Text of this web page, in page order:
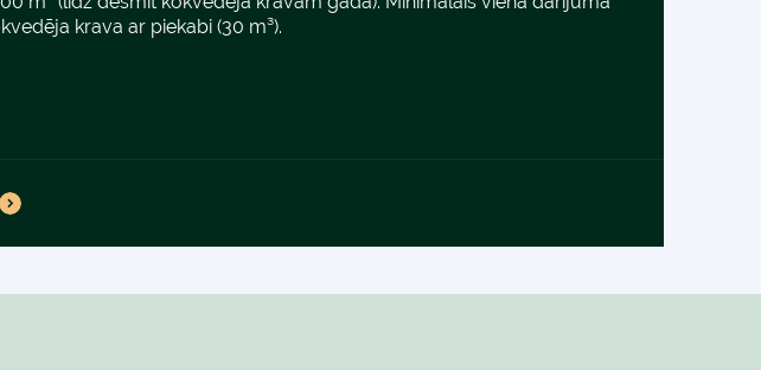
krava ar piekabi (30 m³).